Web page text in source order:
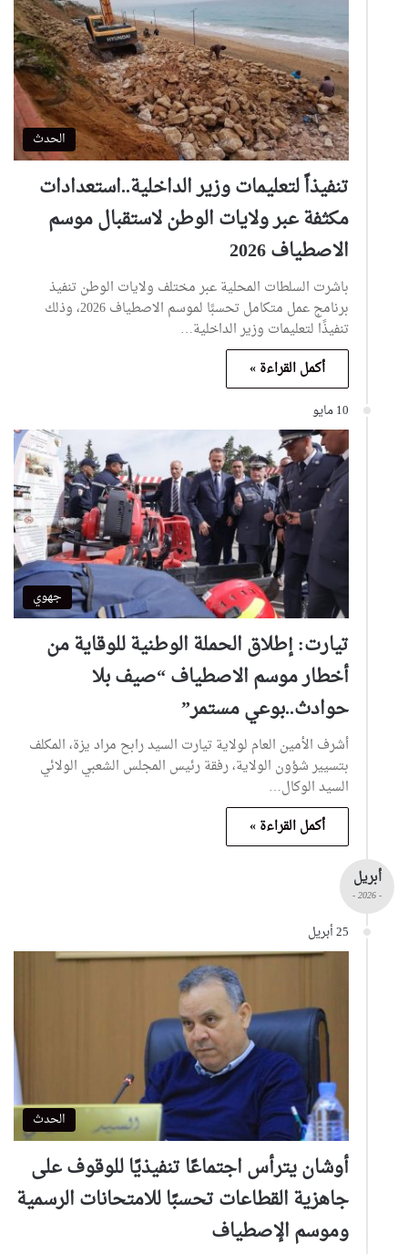
الحدث
تنفيذاً لتعليمات وزير الداخلية..استعدادات
مكثفة عبر ولايات الوطن لاستقبال موسم
الاصطياف 2026
باشرت السلطات المحلية عبر مختلف ولايات الوطن تنفيذ
برنامج عمل متكامل تحسبًا لموسم الاصطياف 2026، وذلك
تنفيذًا لتعليمات وزير الداخلية…
أكمل القراءة »
10 مايو
جهوي
تيارت: إطلاق الحملة الوطنية للوقاية من
أخطار موسم الاصطياف “صيف بلا
حوادث..بوعي مستمر”
أشرف الأمين العام لولاية تيارت السيد رابح مراد يزة، المكلف
بتسيير شؤون الولاية، رفقة رئيس المجلس الشعبي الولائي
السيد الوكال…
أكمل القراءة »
أبريل
- 2026 -
25 أبريل
الحدث
أوشان يترأس اجتماعًا تنفيذيًا للوقوف على
جاهزية القطاعات تحسبًا للامتحانات الرسمية
وموسم الإصطياف